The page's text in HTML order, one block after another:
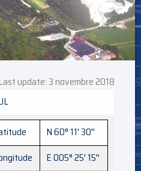
update: 3 novembre 2018
N 60° 11' 30''
E 005° 25' 15''